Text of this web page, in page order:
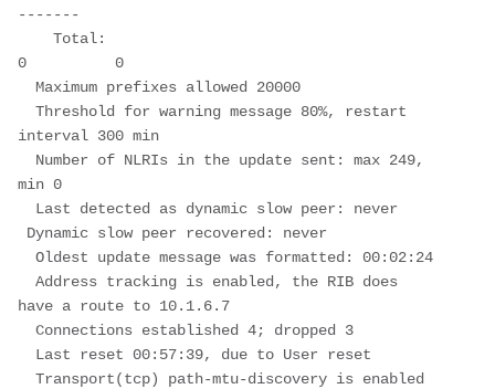
-------
Total:
0          0
Maximum prefixes allowed 20000
Threshold for warning message 80%, restart
interval 300 min
Number of NLRIs in the update sent: max 249,
min 0
Last detected as dynamic slow peer: never
Dynamic slow peer recovered: never
Oldest update message was formatted: 00:02:24
Address tracking is enabled, the RIB does
have a route to 10.1.6.7
Connections established 4; dropped 3
Last reset 00:57:39, due to User reset
Transport(tcp) path-mtu-discovery is enabled